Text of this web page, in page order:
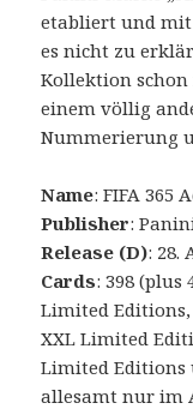
etabliert und mit
es nicht zu
Kollektion schon
einem völlig
Nummerierung
Name: FIFA 365
Publisher:
Release (D): 28.
Cards: 398
Limited
XXL Limited
Limited Editions
allesamt nur im